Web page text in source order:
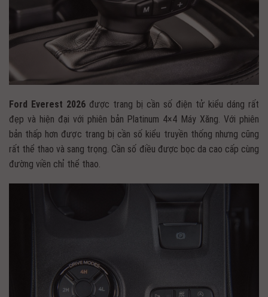
Ford Everest 2026 được trang bị cần số điện tử kiểu dáng rất
đẹp và hiện đại với phiên bản Platinum 4×4 Máy Xăng. Với phiên
bản thấp hơn được trang bị cần số kiểu truyền thống nhưng cũng
rất thể thao và sang trọng. Cần số điều được bọc da cao cấp cùng
đường viền chỉ thể thao.